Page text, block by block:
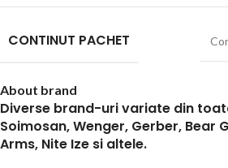
CONTINUT PACHET
About brand
Diverse brand-uri variate din
Soimosan, Wenger, Gerber, Bear
Arms, Nite Ize si altele.